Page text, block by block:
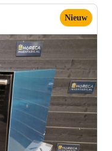
Nieuw